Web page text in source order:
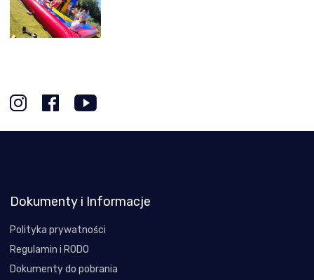
Dokumenty i Informacje
Polityka prywatności
Regulamin i RODO
Dokumenty do pobrania